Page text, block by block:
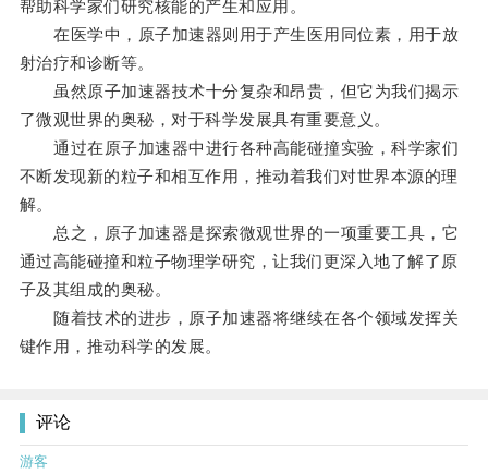
帮助科学家们研究核能的产生和应用。
在医学中，原子加速器则用于产生医用同位素，用于放
射治疗和诊断等。
虽然原子加速器技术十分复杂和昂贵，但它为我们揭示
了微观世界的奥秘，对于科学发展具有重要意义。
通过在原子加速器中进行各种高能碰撞实验，科学家们
不断发现新的粒子和相互作用，推动着我们对世界本源的理
解。
总之，原子加速器是探索微观世界的一项重要工具，它
通过高能碰撞和粒子物理学研究，让我们更深入地了解了原
子及其组成的奥秘。
随着技术的进步，原子加速器将继续在各个领域发挥关
键作用，推动科学的发展。
评论
游客